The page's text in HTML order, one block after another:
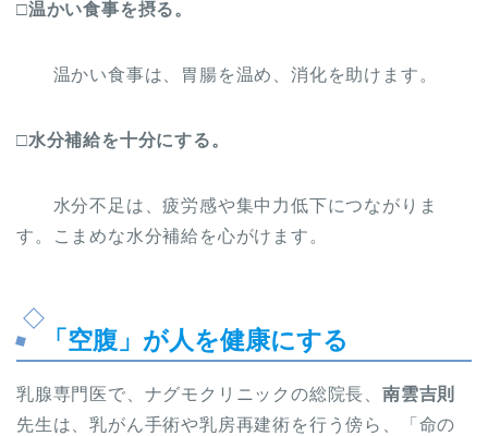
□温かい食事を摂る。
温かい食事は、胃腸を温め、消化を助けます。
□水分補給を十分にする。
水分不足は、疲労感や集中力低下につながりま
す。こまめな水分補給を心がけます。
「空腹」が人を健康にする
乳腺専門医で、ナグモクリニックの総院長、 南雲吉則
先生は、乳がん手術や乳房再建術を行う傍ら、「命の